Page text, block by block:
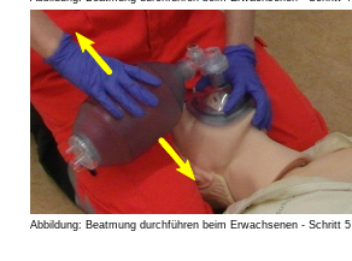
Abbildung: Beatmung durchführen beim Erwachsenen - Schritt 5